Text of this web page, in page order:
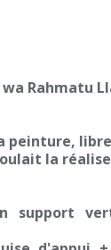
Rahmatu
peinture,
la
support